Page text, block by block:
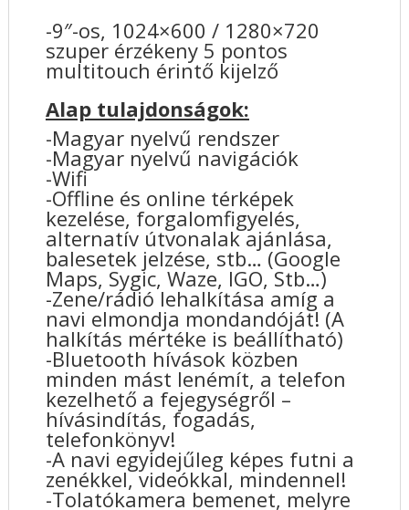
-9″-os, 1024×600 / 1280×720
szuper érzékeny 5 pontos
multitouch érintő kijelző
Alap tulajdonságok:
-Magyar nyelvű rendszer
-Magyar nyelvű navigációk
-Wifi
-Offline és online térképek
kezelése, forgalomfigyelés,
alternatív útvonalak ajánlása,
balesetek jelzése, stb… (Google
Maps, Sygic, Waze, IGO, Stb…)
-Zene/rádió lehalkítása amíg a
navi elmondja mondandóját! (A
halkítás mértéke is beállítható)
-Bluetooth hívások közben
minden mást lenémít, a telefon
kezelhető a fejegységről –
hívásindítás, fogadás,
telefonkönyv!
-A navi egyidejűleg képes futni a
zenékkel, videókkal, mindennel!
-Tolatókamera bemenet, melyre